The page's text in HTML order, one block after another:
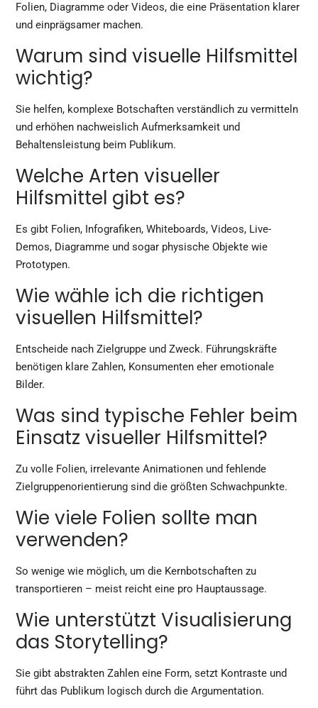
Folien, Diagramme oder Videos, die eine Präsentation klarer
und einprägsamer machen.
Warum sind visuelle Hilfsmittel
wichtig?
Sie helfen, komplexe Botschaften verständlich zu vermitteln
und erhöhen nachweislich Aufmerksamkeit und
Behaltensleistung beim Publikum.
Welche Arten visueller
Hilfsmittel gibt es?
Es gibt Folien, Infografiken, Whiteboards, Videos, Live-
Demos, Diagramme und sogar physische Objekte wie
Prototypen.
Wie wähle ich die richtigen
visuellen Hilfsmittel?
Entscheide nach Zielgruppe und Zweck. Führungskräfte
benötigen klare Zahlen, Konsumenten eher emotionale
Bilder.
Was sind typische Fehler beim
Einsatz visueller Hilfsmittel?
Zu volle Folien, irrelevante Animationen und fehlende
Zielgruppenorientierung sind die größten Schwachpunkte.
Wie viele Folien sollte man
verwenden?
So wenige wie möglich, um die Kernbotschaften zu
transportieren – meist reicht eine pro Hauptaussage.
Wie unterstützt Visualisierung
das Storytelling?
Sie gibt abstrakten Zahlen eine Form, setzt Kontraste und
führt das Publikum logisch durch die Argumentation.